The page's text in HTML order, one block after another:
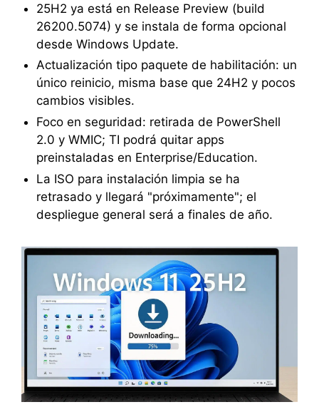
25H2 ya está en Release Preview (build
26200.5074) y se instala de forma opcional
desde Windows Update.
Actualización tipo paquete de habilitación: un
único reinicio, misma base que 24H2 y pocos
cambios visibles.
Foco en seguridad: retirada de PowerShell
2.0 y WMIC; TI podrá quitar apps
preinstaladas en Enterprise/Education.
La ISO para instalación limpia se ha
retrasado y llegará "próximamente"; el
despliegue general será a finales de año.